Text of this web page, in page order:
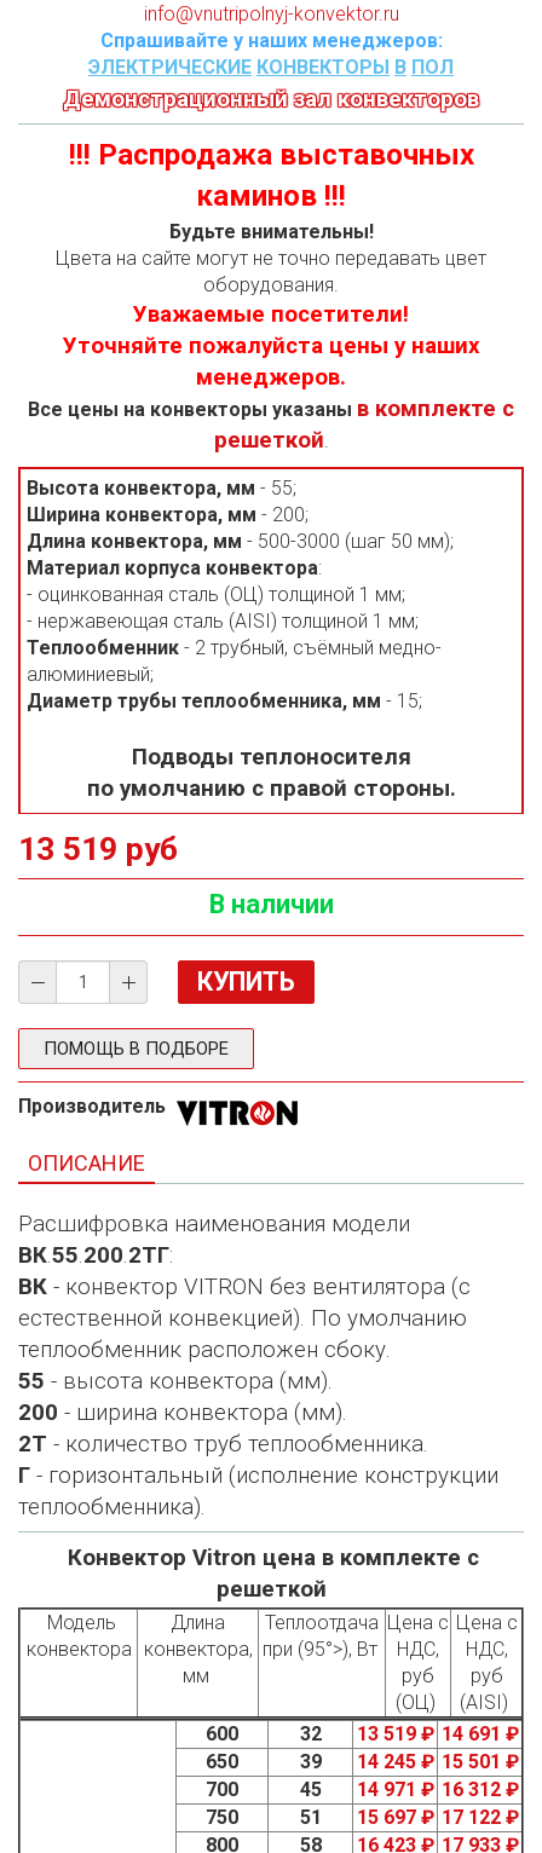
info@vnutripolnyj-konvektor.ru
Спрашивайте у наших менеджеров:
ЭЛЕКТРИЧЕСКИЕ КОНВЕКТОРЫ В ПОЛ
Демонстрационный зал конвекторов
!!! Распродажа выставочных
каминов !!!
Будьте внимательны!
Цвета на сайте могут не точно передавать цвет
оборудования.
Уважаемые посетители!
Уточняйте пожалуйста цены у наших
менеджеров.
Все цены на конвекторы указаны в комплекте с
решеткой.
Высота конвектора, мм - 55;
Ширина конвектора, мм - 200;
Длина конвектора, мм - 500-3000 (шаг 50 мм);
Материал корпуса конвектора:
- оцинкованная сталь (ОЦ) толщиной 1 мм;
- нержавеющая сталь (AISI) толщиной 1 мм;
Теплообменник - 2 трубный, съёмный медно-
алюминиевый;
Диаметр трубы теплообменника, мм - 15;
Подводы теплоносителя
по умолчанию с правой стороны.
13 519 руб
В наличии
ПОМОЩЬ В ПОДБОРЕ
Производитель
ОПИСАНИЕ
Расшифровка наименования модели
ВК.55.200.2ТГ:
ВК - конвектор VITRON без вентилятора (с
естественной конвекцией). По умолчанию
теплообменник расположен сбоку.
55 - высота конвектора (мм).
200 - ширина конвектора (мм).
2Т - количество труб теплообменника.
Г - горизонтальный (исполнение конструкции
теплообменника).
Конвектор Vitron цена в комплекте с
решеткой
Модель
конвектора
Длина
конвектора,
мм
Теплоотдача
при (95°>), Вт
Цена с
НДС,
руб
(ОЦ)
Цена с
НДС,
руб
(AISI)
600
32 13 519 ₽ 14 691 ₽
650
39 14 245 ₽ 15 501 ₽
700
45 14 971 ₽ 16 312 ₽
750
51 15 697 ₽ 17 122 ₽
800
58 16 423 ₽ 17 933 ₽